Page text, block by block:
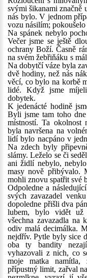
svými šikanami značně
nás bylo. V jednom
vozu násilím;
Na spánek nebylo
Večer jsme se ještě
ochrany Boží. Časně
na svém žebřiňáku s
Na dobytčí váze byla
dvě hodiny, než nás
věcí, co bylo na korbě
lidé. Když jsme
dobytek.
K jedenácté hodině
Byli jsme tam toho
místností. Ta okolnost
byla navršena na
lidí bylo nacpáno v
Na zdech byly
slámy. Leželo se či
ani židlí nebylo,
masy nově přibývalo.
mohli znovu spatřit své
Odpoledne a
svých zavazadel
dopoledne přišli dva
lubem, bylo vidět už
všechna zavazadla na
odiv malá decimálka.
nejdřív. Pytle byly sice
oba ty bandity
vyhazovali z nich, co
moje matka namítla,
přípustný limit, zařval